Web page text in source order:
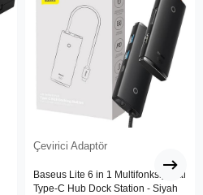
Çevirici Adaptör
Baseus Lite 6 in 1 Multifonksiyonal
Type-C Hub Dock Station - Siyah